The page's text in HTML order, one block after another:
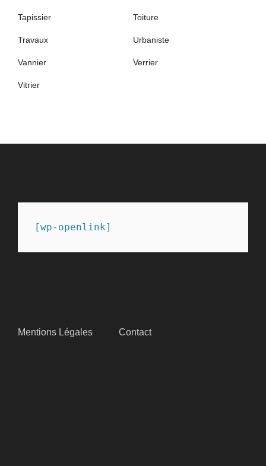
Tapissier Toiture
Travaux Urbaniste
Vannier Verrier
Vitrier
[wp-openlink]
Mentions Légales Contact